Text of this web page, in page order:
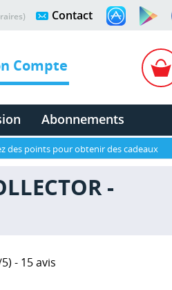
Contact
Compte
Abonnements
des points pour obtenir des cadeaux
-
5) - 15avis